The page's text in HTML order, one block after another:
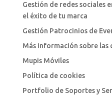
Gestión de redes sociales
el éxito de tu marca
Gestión Patrocinios de
Más información sobre las
Mupis Móviles
Política de cookies
Portfolio de Soportes y